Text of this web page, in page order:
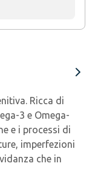
Ricca di
3 e Omega-
e i processi di
imperfezioni
che in